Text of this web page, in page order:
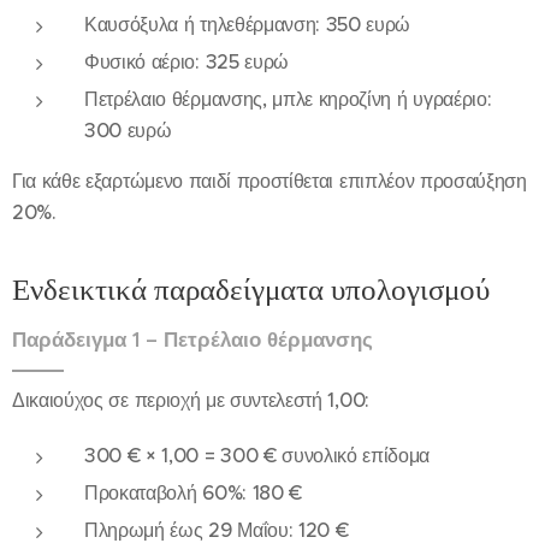
Καυσόξυλα ή τηλεθέρμανση: 350 ευρώ
Φυσικό αέριο: 325 ευρώ
Πετρέλαιο θέρμανσης, μπλε κηροζίνη ή υγραέριο:
300 ευρώ
Για κάθε εξαρτώμενο παιδί προστίθεται επιπλέον προσαύξηση
20%.
Ενδεικτικά παραδείγματα υπολογισμού
Παράδειγμα 1 – Πετρέλαιο θέρμανσης
Δικαιούχος σε περιοχή με συντελεστή 1,00:
300 € × 1,00 = 300 € συνολικό επίδομα
Προκαταβολή 60%: 180 €
Πληρωμή έως 29 Μαΐου: 120 €